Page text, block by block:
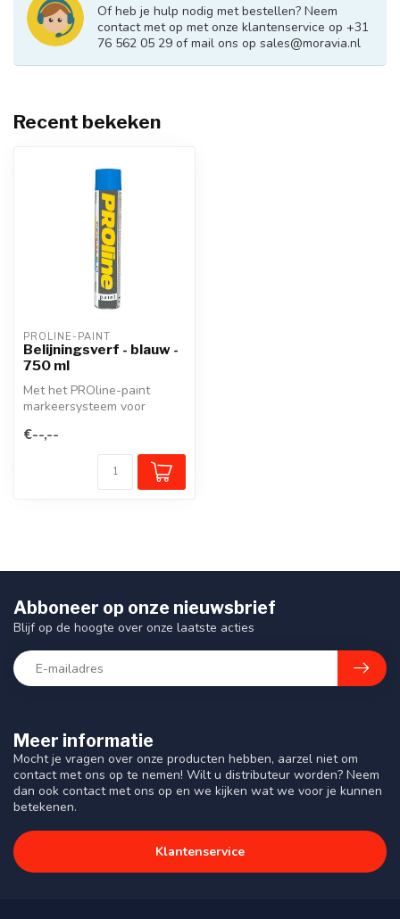
Of heb je hulp nodig met bestellen? Neem
contact met op met onze klantenservice op +31
76 562 05 29 of mail ons op sales@moravia.nl
Recent bekeken
PROLINE-PAINT
Belijningsverf - blauw -
750 ml
Met het PROline-paint
markeersysteem voor
markeert ...
€--,--
Meer informatie
Mocht je vragen over onze producten hebben, aarzel niet om
contact met ons op te nemen! Wilt u distributeur worden? Neem
dan ook contact met ons op en we kijken wat we voor je kunnen
betekenen.
Klantenservice
Abboneer op onze nieuwsbrief
Blijf op de hoogte over onze laatste acties